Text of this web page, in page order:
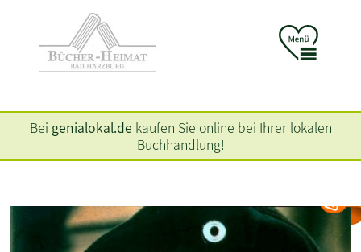
Bei genialokal.de kaufen Sie online bei Ihrer lokalen
Buchhandlung!